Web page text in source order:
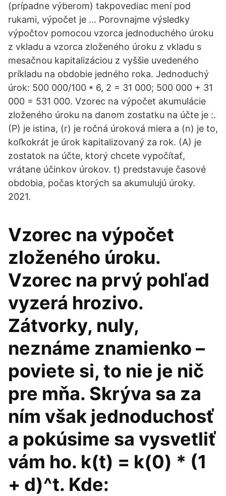
(prípadne výberom) takpovediac mení pod
rukami, výpočet je … Porovnajme výsledky
výpočtov pomocou vzorca jednoduchého úroku
z vkladu a vzorca zloženého úroku z vkladu s
mesačnou kapitalizáciou z vyššie uvedeného
príkladu na obdobie jedného roka. Jednoduchý
úrok: 500 000/100 * 6, 2 = 31 000; 500 000 + 31
000 = 531 000. Vzorec na výpočet akumulácie
zloženého úroku na danom zostatku na účte je :.
(P) je istina, (r) je ročná úroková miera a (n) je to,
koľkokrát je úrok kapitalizovaný za rok. (A) je
zostatok na účte, ktorý chcete vypočítať,
vrátane účinkov úrokov. t) predstavuje časové
obdobia, počas ktorých sa akumulujú úroky.
2021.
Vzorec na výpočet
zloženého úroku.
Vzorec na prvý pohľad
vyzerá hrozivo.
Zátvorky, nuly,
neznáme znamienko –
poviete si, to nie je nič
pre mňa. Skrýva sa za
ním však jednoduchosť
a pokúsime sa vysvetliť
vám ho. k(t) = k(0) * (1
+ d)^t. Kde: